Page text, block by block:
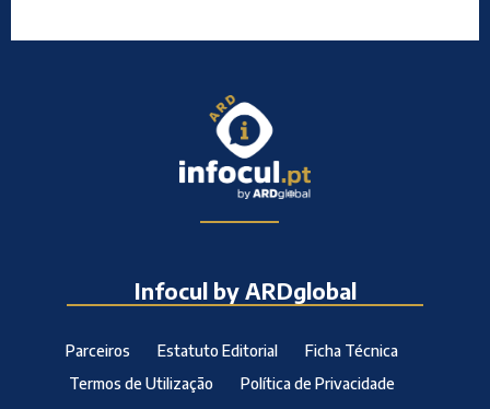
Infocul by ARDglobal
Parceiros Estatuto Editorial
Ficha Técnica
Termos de Utilização
Política de Privacidade